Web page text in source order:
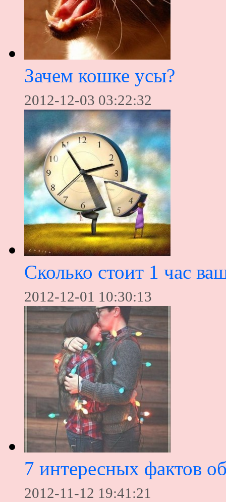
Зачем кошке усы?
2012-12-03 03:22:32
Сколько стоит 1 час
2012-12-01 10:30:13
7 интересных фактов
2012-11-12 19:41:21